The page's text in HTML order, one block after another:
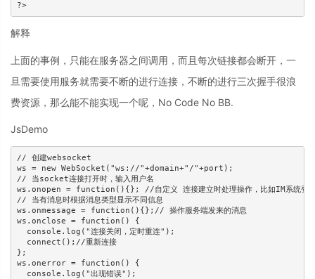
解释
上面的事例，只能在服务器之间调用，而且每次链接都会断开，一
旦需要使用服务就需要不断的进行连接，不断的进行三次握手很浪
费资源，那么能不能实现一个呢，No Code No BB.
JsDemo
// 创建websocket
ws = new WebSocket("ws://"+domain+"/"+port);
// 当socket连接打开时，输入用户名
ws.onopen = function(){}; //自定义 连接建立时处理操作，比如IM系统登陆
// 当有消息时根据消息类型显示不同信息
ws.onmessage = function(){};// 操作服务端发来的消息
ws.onclose = function() {
  console.log("连接关闭，定时重连");
  connect();//重新连接
};
ws.onerror = function() {
  console.log("出现错误");